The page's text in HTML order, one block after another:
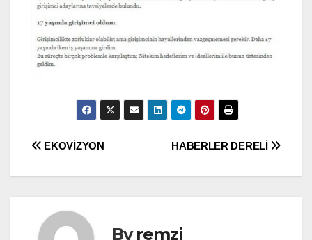
Yazı
gezinmesi
HABERLER DERELİ
EKOVİZYON
Byremzi